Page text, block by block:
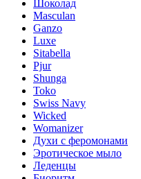
Шоколад
Masculan
Ganzo
Luxe
Sitabella
Pjur
Shunga
Toko
Swiss Navy
Wicked
Womanizer
Духи с феромонами
Эротическое мыло
Леденцы